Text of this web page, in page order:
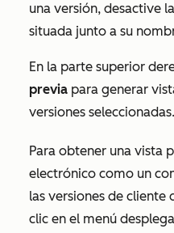
una versión, desactive la
situada junto a su
En la parte superior
previa para generar
versiones seleccionadas.
Para obtener una vista
electrónico como un
las versiones de cliente
clic en el menú